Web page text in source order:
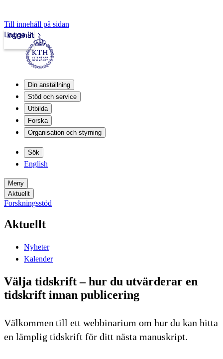
Till innehåll på sidan
Intranät
Logga in
Din anställning
Stöd och service
Utbilda
Forska
Organisation och styrning
Sök
English
Meny
Aktuellt
Forskningsstöd
Aktuellt
Nyheter
Kalender
Välja tidskrift – hur du utvärderar en
tidskrift innan publicering
Välkommen till ett webbinarium om hur du kan hitta
en lämplig tidskrift för ditt nästa manuskript.